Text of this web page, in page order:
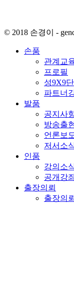
© 2018 손경이 -
손품
관계교
프로필
성9X9단
파트너
발품
공지사
방송출현
언론보
저서소
인품
강의소
공개강
출장의뢰
출장의뢰